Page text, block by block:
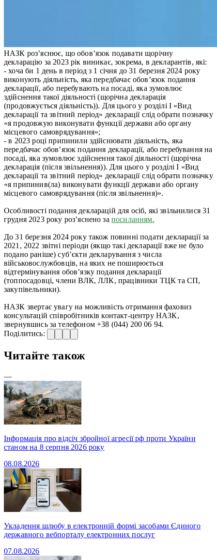
НАЗК роз’яснює, що обов’язок подавати щорічну
декларацію за 2023 рік виникає, зокрема, в декларантів, які:
- хоча би 1 день в період з 1 січня до 31 березня 2024 року
виконують діяльність, яка передбачає обов’язок подання
декларації, або перебувають на посаді, яка зумовлює
здійснення такої діяльності (щорічна декларація
(продовжується діяльність)). Для цього у розділі І «Вид
декларації та звітний період» декларації слід обрати позначку
«я продовжую виконувати функції держави або органу
місцевого самоврядування»;
- в 2023 році припинили здійснювати діяльність, яка
передбачає обов’язок подання декларації, або перебування на
посаді, яка зумовлює здійснення такої діяльності (щорічна
декларація (після звільнення)). Для цього у розділі І «Вид
декларації та звітний період» декларації слід обрати позначку
«я припинив(ла) виконувати функції держави або органу
місцевого самоврядування (після звільнення)».
Особливості подання декларацій для осіб, які звільнилися 31
грудня 2023 року роз’яснено за посиланням.
До 31 березня 2024 року також повинні подати декларації за
2021, 2022 звітні періоди (якщо такі декларації вже не було
подано раніше) суб’єкти декларування з числа
військовослужбовців, на яких не поширюється
відтермінування обов’язку подання декларації
(топпосадовці, члени ВЛК, ЛЛК, працівники ТЦК та СП,
закупівельники).
НАЗК звертає увагу на можливість отримання фаховиз
консультацій співробітників контакт-центру НАЗК,
звернувшись за телефоном +38 (044) 200 06 94.
Поділитись:
Читайте також
—
Інформація про відсіч збройної агресії рф проти України
станом на 8 серпня 2026 року
08.08.2026
Укладення шлюбу в електронній формі засобами Єдиного
державного вебпорталу електронних послуг
07.08.2026